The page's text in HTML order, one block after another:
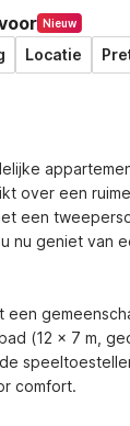
Nieuw
Locatie
over een
een
nu geniet van
(12 x 7 m,
comfort.